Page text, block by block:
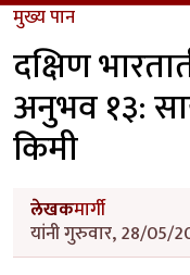
मुख्य पान
दक्षिण
अनुभव १३:
किमी
लेखकमार्गी
यांनी गुरुवार, 28/05/